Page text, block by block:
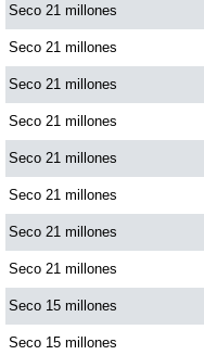
Paisita 3
Pick 3 Día
Pick 3 Noche
Pick 4 Día
Pick 4 Noche
Seco 21 millones
Seco 21 millones
Seco 21 millones
Seco 21 millones
Seco 21 millones
Seco 21 millones
Seco 21 millones
Seco 21 millones
Seco 15 millones
Seco 15 millones